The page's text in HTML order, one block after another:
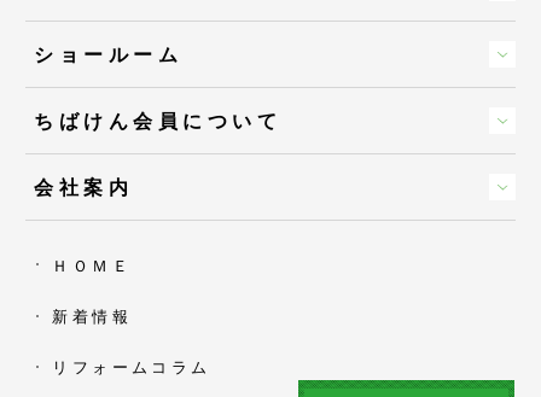
ショールーム
ちばけん会員について
会社案内
ＨＯＭＥ
新着情報
リフォームコラム